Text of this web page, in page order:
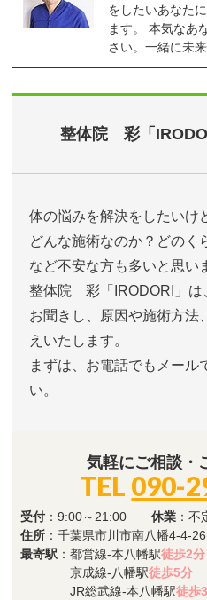
をしたいあなた
ます。 本気なあ
さい。一緒に未
整体院 彩「
体の悩みを解決をしたいけ
どんな施術なのか？どのく
など不安な方も多いと思い
整体院 彩「IRODORI」は
お聞きし、原因や施術方法
えいたします。
まずは、お電話でもメール
い。
気軽にご相談・
TEL 090-
受付 ：9:00～21:00休業 ：不
住所 ：千葉県市川市南八幡4-4-
最寄駅 ：都営線-本八幡駅徒歩2分
京成線-八幡駅徒歩5分
JR総武線-本八幡駅徒歩